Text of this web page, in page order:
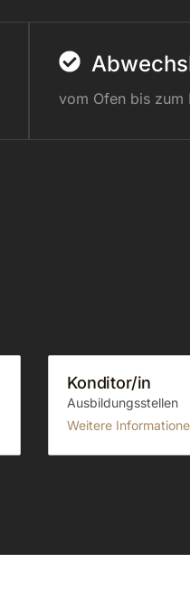
vom Ofen bis zum
Konditor/in
Ausbildungsstellen
Weitere